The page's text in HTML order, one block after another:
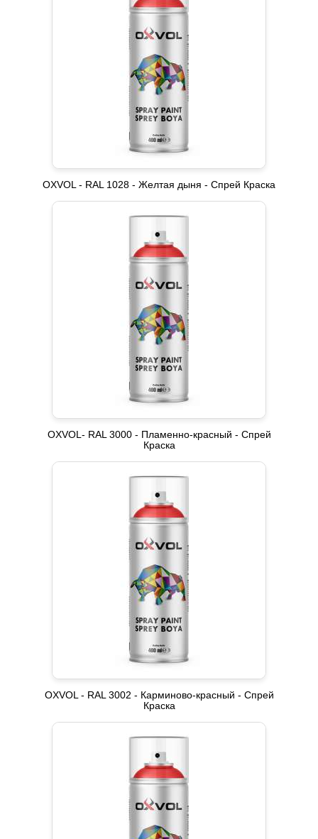
OXVOL - RAL 1028 - Желтая дыня - Спрей Краска
OXVOL- RAL 3000 - Пламенно-красный - Спрей
Краска
OXVOL - RAL 3002 - Карминово-красный - Спрей
Краска